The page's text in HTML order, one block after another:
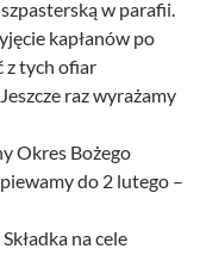
w parafii.
kapłanów po
z tych ofiar
raz wyrażamy
Okres Bożego
do 2 lutego –
na cele